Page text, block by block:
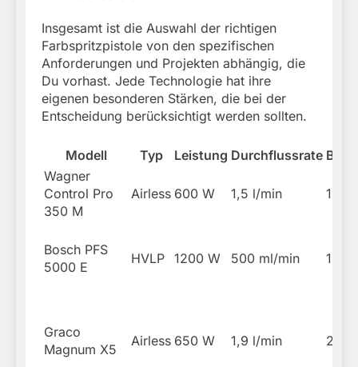
Insgesamt ist die Auswahl der richtigen
Farbspritzpistole von den spezifischen
Anforderungen und Projekten abhängig, die
Du vorhast. Jede Technologie hat ihre
eigenen besonderen Stärken, die bei der
Entscheidung berücksichtigt werden sollten.
Modell Typ Leistung Durchflussrate
Wagner
Control Pro
350 M
Airless 600 W 1,5 l/min 1,4 l
Bosch PFS
5000 E
HVLP 1200 W 500 ml/min 1 l
Graco
Magnum X5
Airless 650 W 1,9 l/min 2,8 l